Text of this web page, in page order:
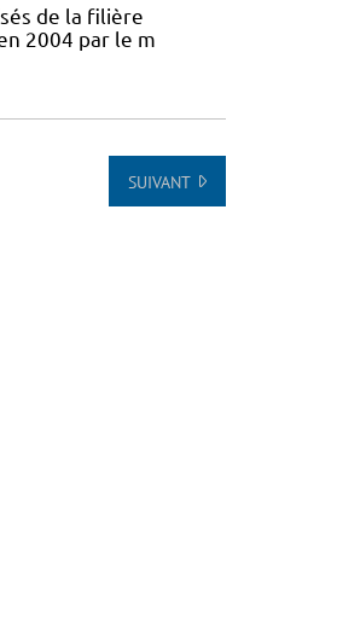
de la filière
2004 par le m
SUIVANT